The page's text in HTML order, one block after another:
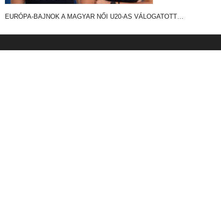
EURÓPA-BAJNOK A MAGYAR NŐI U20-AS VÁLOGATOTT…